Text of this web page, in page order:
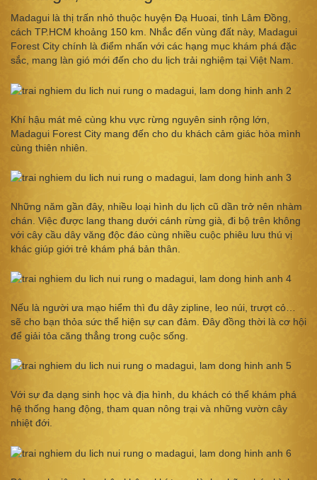
Madagui là thị trấn nhỏ thuộc huyện Đạ Huoai, tỉnh Lâm Đồng,
cách TP.HCM khoảng 150 km. Nhắc đến vùng đất này, Madagui
Forest City chính là điểm nhấn với các hạng mục khám phá đặc
sắc, mang làn gió mới đến cho du lịch trải nghiệm tại Việt Nam.
Khí hậu mát mẻ cùng khu vực rừng nguyên sinh rộng lớn,
Madagui Forest City mang đến cho du khách cảm giác hòa mình
cùng thiên nhiên.
Những năm gần đây, nhiều loại hình du lịch cũ dần trở nên nhàm
chán. Việc được lang thang dưới cánh rừng già, đi bộ trên không
với cây cầu dây văng độc đáo cùng nhiều cuộc phiêu lưu thú vị
khác giúp giới trẻ khám phá bản thân.
Nếu là người ưa mạo hiểm thì đu dây zipline, leo núi, trượt cỏ…
sẽ cho bạn thỏa sức thể hiện sự can đảm. Đây đồng thời là cơ hội
để giải tỏa căng thẳng trong cuộc sống.
Với sự đa dạng sinh học và địa hình, du khách có thể khám phá
hệ thống hang động, tham quan nông trại và những vườn cây
nhiệt đới.